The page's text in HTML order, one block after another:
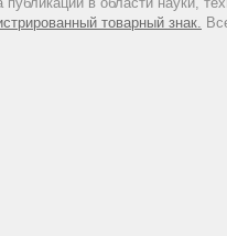
CAC/GL 60-2006товарный знак.